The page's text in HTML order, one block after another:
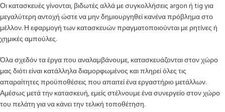
Οι κατασκευές γίνονται, βιδωτές αλλά με συγκολλήσεις argon ή tig για
μεγαλύτερη αντοχή ώστε να μην δημιουργηθεί κανένα πρόβλημα στο
μέλλον. Η εφαρμογή των κατασκευών πραγματοποιούνται με ρητίνες ή
χημικές αμπούλες.
Όλα σχεδόν τα έργα που αναλαμβάνουμε, κατασκευάζονται στον χώρο
μας διότι είναι κατάλληλα διαμορφωμένος και πληρεί όλες τις
απαραίτητες προϋποθέσεις που απαιτεί ένα εργαστήριο μετάλλων.
Αμέσως μετά την κατασκευή, εμείς στέλνουμε ένα συνεργείο στον χώρο
του πελάτη για να κάνει την τελική τοποθέτηση.